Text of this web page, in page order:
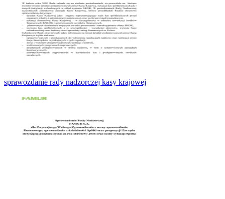
sprawozdanie rady nadzorczej kasy krajowej